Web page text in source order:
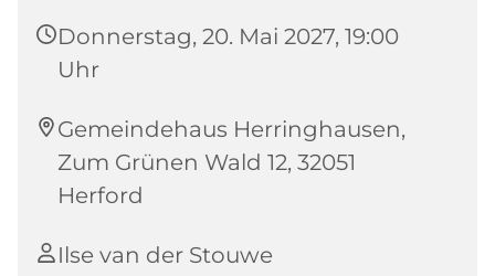
Donnerstag, 20. Mai 2027, 19:00
Uhr
Gemeindehaus Herringhausen,
Zum Grünen Wald 12, 32051
Herford
Ilse van der Stouwe